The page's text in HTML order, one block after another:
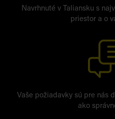
Navrhnuté v Taliansku s
priestor a o
Vaše požiadavky sú pre nás
ako